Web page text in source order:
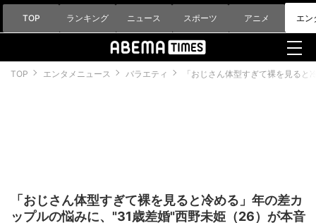
TOP ランキング ニュース スポーツ アニメ エン
TOP エンタメニュース バラエティ 「おじさん体型すぎて裸を見る
「おじさん体型すぎて裸を見ると冷める」年の差カ
ップルの悩みに、"31歳差婚"西野未姫（26）が本音